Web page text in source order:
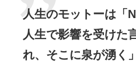
人生のモットーは「
人生で影響を受けた
れ、そこに泉が湧く」